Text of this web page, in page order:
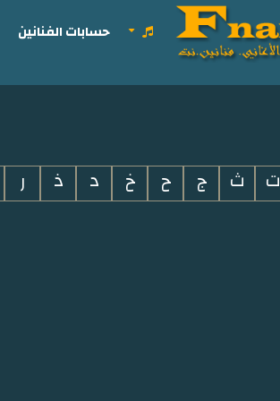
حسابات الفنانين
ت ث ج ح خ د ذ ر